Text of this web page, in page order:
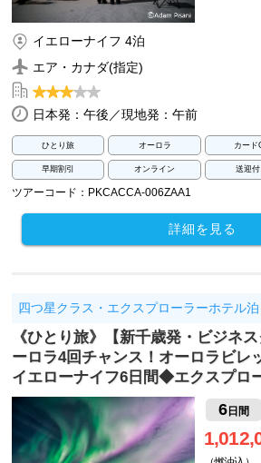
イエローナイフ 4泊
エア・カナダ(指定)
日本発：午後／現地発：午前
ひとり旅 オーロラ カード
早期割引 オンライン 送迎付
ツアーコード：PKCACCA-006ZAA1
詳細を見る
四つ星クラス・エクスプローラーホテル泊
《ひとり旅》【新千歳発・ビジネ
ーロラ4回チャンス！オーロラビレ
イエローナイフ6日間◆エクスプロ
6日間